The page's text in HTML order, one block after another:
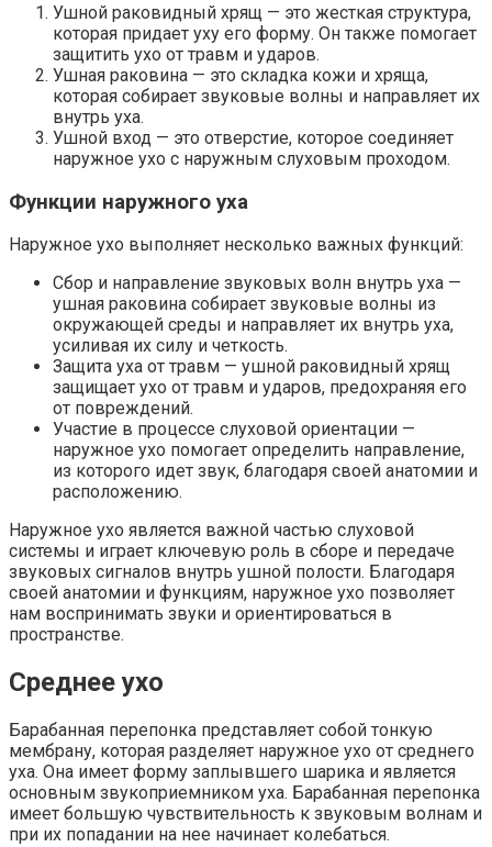
Ушной раковидный хрящ — это жесткая структура,
которая придает уху его форму. Он также помогает
защитить ухо от травм и ударов.
Ушная раковина — это складка кожи и хряща,
которая собирает звуковые волны и направляет их
внутрь уха.
Ушной вход — это отверстие, которое соединяет
наружное ухо с наружным слуховым проходом.
Функции наружного уха
Наружное ухо выполняет несколько важных функций:
Сбор и направление звуковых волн внутрь уха —
ушная раковина собирает звуковые волны из
окружающей среды и направляет их внутрь уха,
усиливая их силу и четкость.
Защита уха от травм — ушной раковидный хрящ
защищает ухо от травм и ударов, предохраняя его
от повреждений.
Участие в процессе слуховой ориентации —
наружное ухо помогает определить направление,
из которого идет звук, благодаря своей анатомии и
расположению.
Наружное ухо является важной частью слуховой
системы и играет ключевую роль в сборе и передаче
звуковых сигналов внутрь ушной полости. Благодаря
своей анатомии и функциям, наружное ухо позволяет
нам воспринимать звуки и ориентироваться в
пространстве.
Среднее ухо
Барабанная перепонка представляет собой тонкую
мембрану, которая разделяет наружное ухо от среднего
уха. Она имеет форму заплывшего шарика и является
основным звукоприемником уха. Барабанная перепонка
имеет большую чувствительность к звуковым волнам и
при их попадании на нее начинает колебаться.